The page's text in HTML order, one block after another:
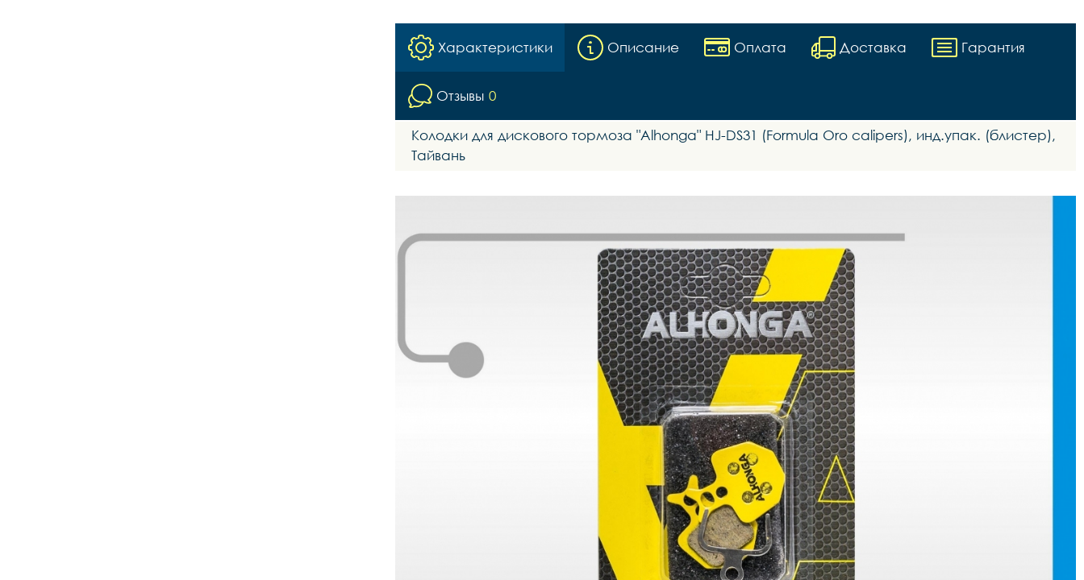
Характеристики Описание Оплата Доставка Гарантия
Отзывы 0
Колодки для дискового тормоза "Alhonga" HJ-DS31 (Formula Oro calipers), инд.упак. (блистер),
Тайвань